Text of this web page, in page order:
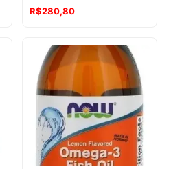
R$280,80